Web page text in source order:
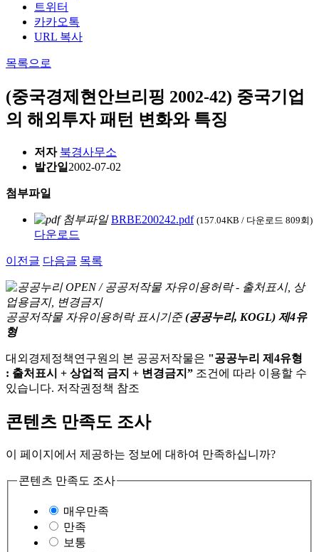
트위터
카카오톡
URL 복사
목록으로
(중국경제현안브리핑 2002-42) 중국기업
의 해외투자 패턴 변화와 특징
저자 북경사무소
발간일 2002-07-02
첨부파일
BRBE200242.pdf (157.04KB / 다운로드 809회)
다운로드
이전글 다음글 목록
공공저작물 자유이용허락 표시기준 (공공누리, KOGL) 제4유
형
대외경제정책연구원의 본 공공저작물은 "공공누리 제4유형
: 출처표시 + 상업적 금지 + 변경금지” 조건에 따라 이용할 수
있습니다. 저작권정책 참조
콘텐츠 만족도 조사
이 페이지에서 제공하는 정보에 대하여 만족하십니까?
콘텐츠 만족도 조사
매우만족
만족
보통